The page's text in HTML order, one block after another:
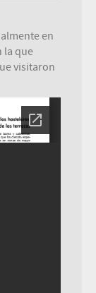
en
la que
visitaron